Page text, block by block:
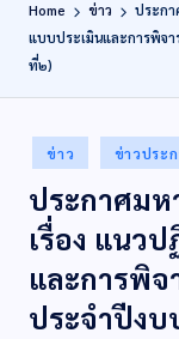
Home ข่าว
ประก
แบบประเมินและการพิจ
ที่๒)
ข่าว ข่าวประ
ประกาศม
เรื่อง แนว
และการพิ
ประจำปีง